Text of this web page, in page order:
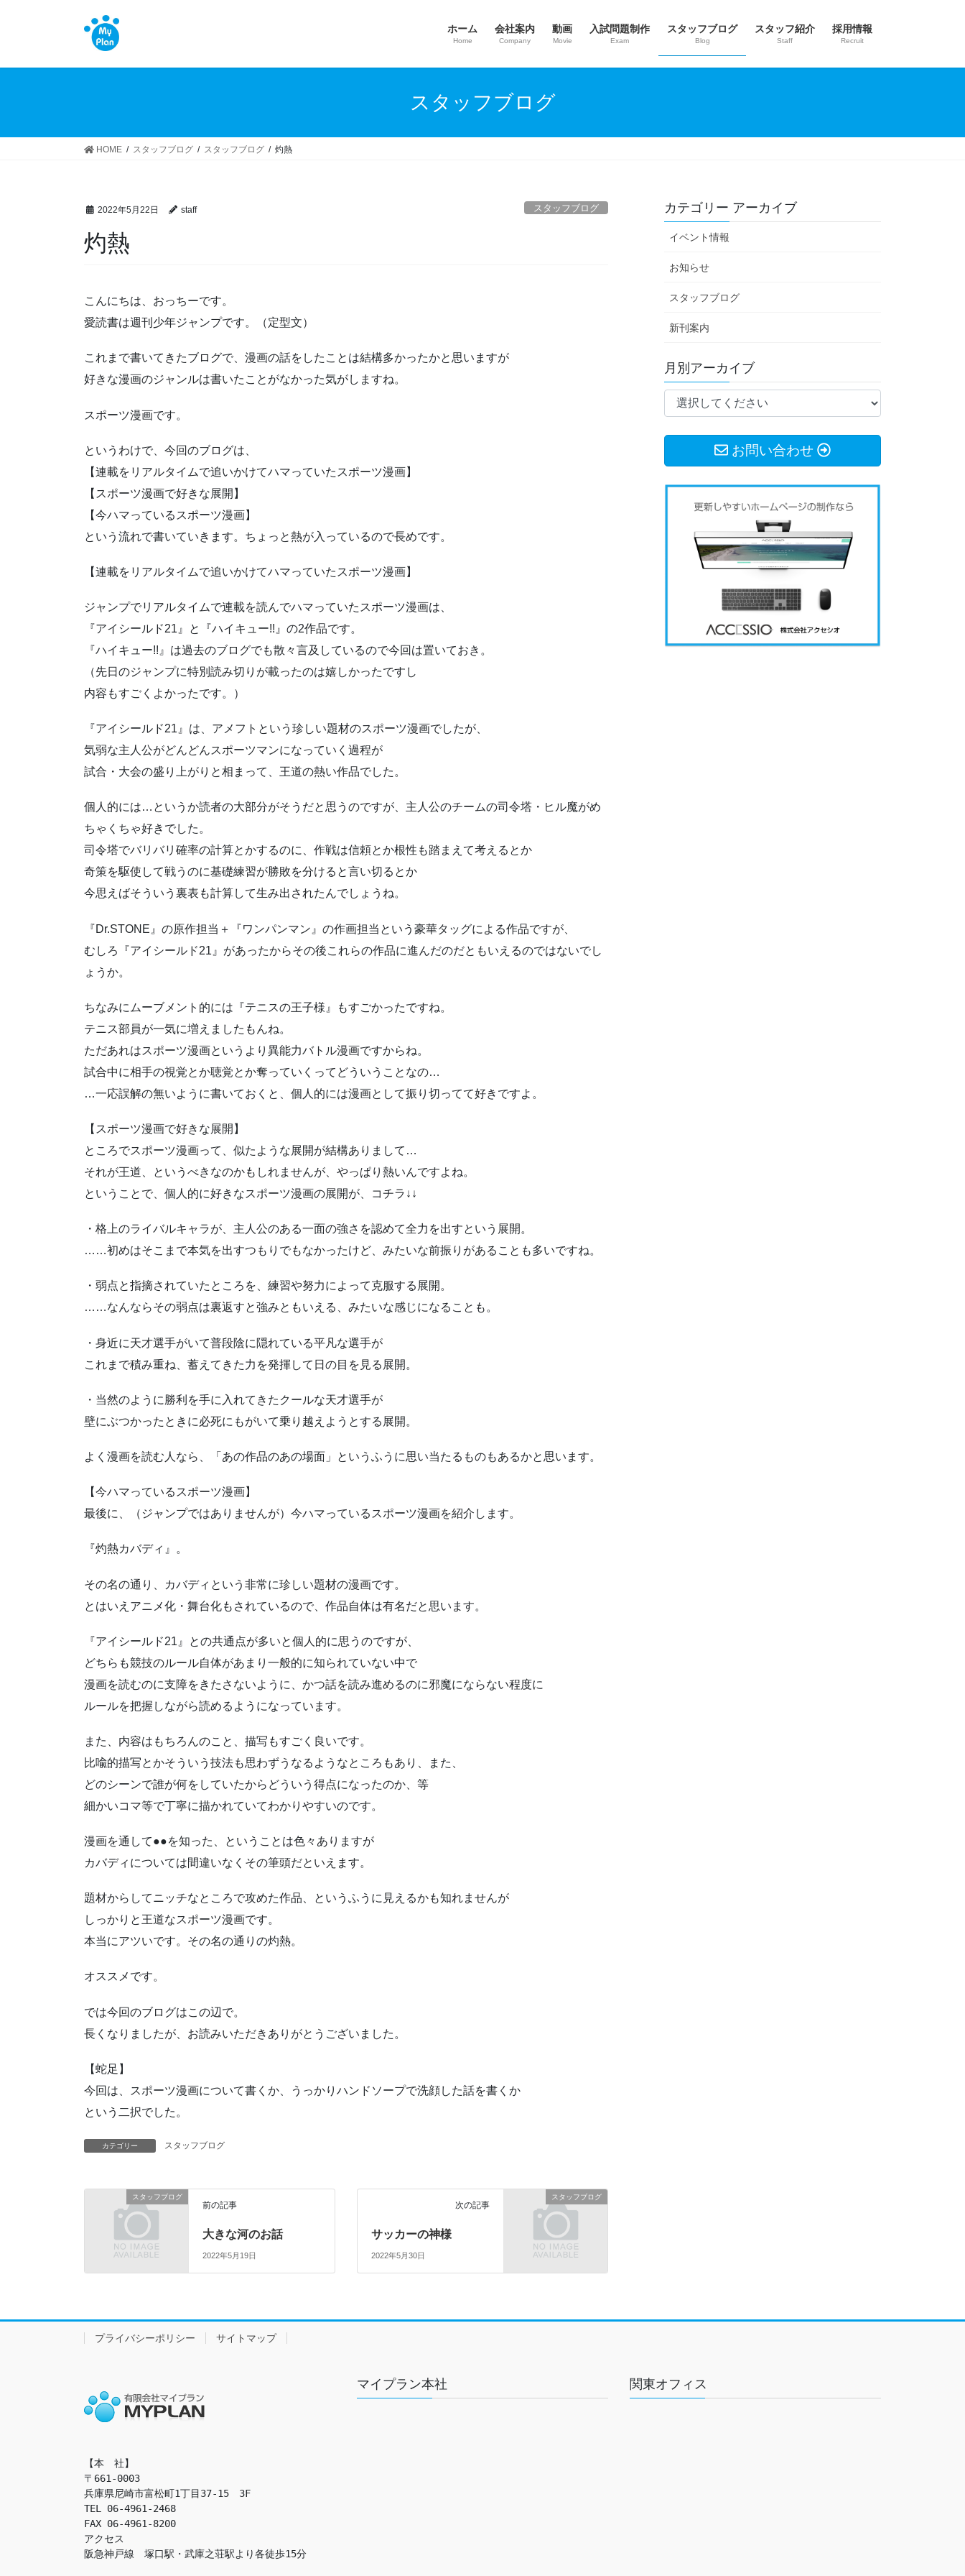
ホーム
Home
会社案内
Company
動画
Movie
入試問題制作
Exam
スタッフブログ
Blog
スタッフ紹介
Staff
採用情報
Recruit
スタッフブログ
HOME スタッフブログ スタッフブログ 灼熱
2022年5月22日 staff スタッフブログ
灼熱
こんにちは、おっちーです。
愛読書は週刊少年ジャンプです。（定型文）
これまで書いてきたブログで、漫画の話をしたことは結構多かったかと思いますが
好きな漫画のジャンルは書いたことがなかった気がしますね。
スポーツ漫画です。
というわけで、今回のブログは、
【連載をリアルタイムで追いかけてハマっていたスポーツ漫画】
【スポーツ漫画で好きな展開】
【今ハマっているスポーツ漫画】
という流れで書いていきます。ちょっと熱が入っているので長めです。
【連載をリアルタイムで追いかけてハマっていたスポーツ漫画】
ジャンプでリアルタイムで連載を読んでハマっていたスポーツ漫画は、
『アイシールド21』と『ハイキュー!!』の2作品です。
『ハイキュー!!』は過去のブログでも散々言及しているので今回は置いておき。
（先日のジャンプに特別読み切りが載ったのは嬉しかったですし
内容もすごくよかったです。）
『アイシールド21』は、アメフトという珍しい題材のスポーツ漫画でしたが、
気弱な主人公がどんどんスポーツマンになっていく過程が
試合・大会の盛り上がりと相まって、王道の熱い作品でした。
個人的には…というか読者の大部分がそうだと思うのですが、主人公のチームの司令塔・ヒル魔がめ
ちゃくちゃ好きでした。
司令塔でバリバリ確率の計算とかするのに、作戦は信頼とか根性も踏まえて考えるとか
奇策を駆使して戦うのに基礎練習が勝敗を分けると言い切るとか
今思えばそういう裏表も計算して生み出されたんでしょうね。
『Dr.STONE』の原作担当＋『ワンパンマン』の作画担当という豪華タッグによる作品ですが、
むしろ『アイシールド21』があったからその後これらの作品に進んだのだともいえるのではないでし
ょうか。
ちなみにムーブメント的には『テニスの王子様』もすごかったですね。
テニス部員が一気に増えましたもんね。
ただあれはスポーツ漫画というより異能力バトル漫画ですからね。
試合中に相手の視覚とか聴覚とか奪っていくってどういうことなの…
…一応誤解の無いように書いておくと、個人的には漫画として振り切ってて好きですよ。
【スポーツ漫画で好きな展開】
ところでスポーツ漫画って、似たような展開が結構ありまして…
それが王道、というべきなのかもしれませんが、やっぱり熱いんですよね。
ということで、個人的に好きなスポーツ漫画の展開が、コチラ↓↓
・格上のライバルキャラが、主人公のある一面の強さを認めて全力を出すという展開。
……初めはそこまで本気を出すつもりでもなかったけど、みたいな前振りがあることも多いですね。
・弱点と指摘されていたところを、練習や努力によって克服する展開。
……なんならその弱点は裏返すと強みともいえる、みたいな感じになることも。
・身近に天才選手がいて普段陰に隠れている平凡な選手が
これまで積み重ね、蓄えてきた力を発揮して日の目を見る展開。
・当然のように勝利を手に入れてきたクールな天才選手が
壁にぶつかったときに必死にもがいて乗り越えようとする展開。
よく漫画を読む人なら、「あの作品のあの場面」というふうに思い当たるものもあるかと思います。
【今ハマっているスポーツ漫画】
最後に、（ジャンプではありませんが）今ハマっているスポーツ漫画を紹介します。
『灼熱カバディ』。
その名の通り、カバディという非常に珍しい題材の漫画です。
とはいえアニメ化・舞台化もされているので、作品自体は有名だと思います。
『アイシールド21』との共通点が多いと個人的に思うのですが、
どちらも競技のルール自体があまり一般的に知られていない中で
漫画を読むのに支障をきたさないように、かつ話を読み進めるのに邪魔にならない程度に
ルールを把握しながら読めるようになっています。
また、内容はもちろんのこと、描写もすごく良いです。
比喩的描写とかそういう技法も思わずうなるようなところもあり、また、
どのシーンで誰が何をしていたからどういう得点になったのか、等
細かいコマ等で丁寧に描かれていてわかりやすいのです。
漫画を通して●●を知った、ということは色々ありますが
カバディについては間違いなくその筆頭だといえます。
題材からしてニッチなところで攻めた作品、というふうに見えるかも知れませんが
しっかりと王道なスポーツ漫画です。
本当にアツいです。その名の通りの灼熱。
オススメです。
では今回のブログはこの辺で。
長くなりましたが、お読みいただきありがとうございました。
【蛇足】
今回は、スポーツ漫画について書くか、うっかりハンドソープで洗顔した話を書くか
という二択でした。
カテゴリー スタッフブログ
スタッフブログ
前の記事
大きな河のお話
2022年5月19日
スタッフブログ
次の記事
サッカーの神様
2022年5月30日
カテゴリー アーカイブ
イベント情報
お知らせ
スタッフブログ
新刊案内
月別アーカイブ
お問い合わせ
プライバシーポリシー サイトマップ
【本　社】
〒661-0003
兵庫県尼崎市富松町1丁目37-15　3F
TEL 06-4961-2468
FAX 06-4961-8200
アクセス
阪急神戸線　塚口駅・武庫之荘駅より各徒歩15分
マイプラン本社 関東オフィス